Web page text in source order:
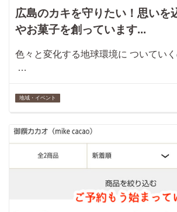
広島のカキを守りたい！思いを
やお菓子を創っています...
色々と変化する地球環境に ついてい
…
地域・イベント